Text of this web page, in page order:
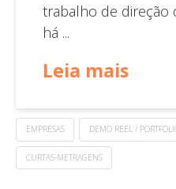
trabalho de direção
há ...
Leia mais
EMPRESAS DEMO REEL /
CURTAS-METRAGENS